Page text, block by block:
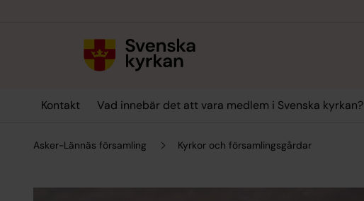
Kontakt Vad innebär det att vara medlem i Svenska kyrkan?
Asker-Lännäs församling Kyrkor och församlingsgårdar